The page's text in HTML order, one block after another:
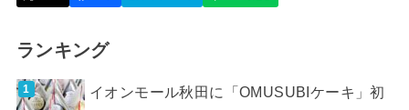
ランキング
イオンモール秋田に「OMUSUBIケーキ」初